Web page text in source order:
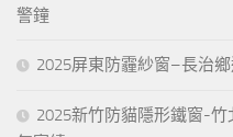
警鐘
2025屏東防霾紗窗–長治
2025新竹防貓隱形鐵窗-